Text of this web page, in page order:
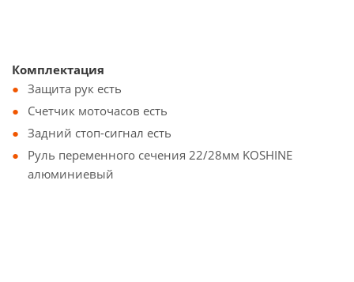
Комплектация
Защита рук есть
Счетчик моточасов есть
Задний стоп-сигнал есть
Руль переменного сечения 22/28мм KOSHINE
алюминиевый